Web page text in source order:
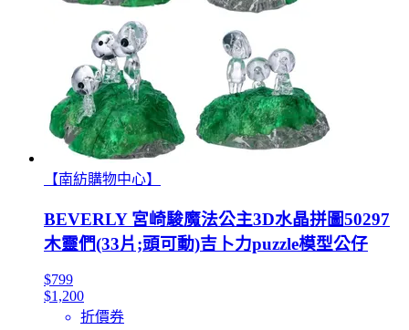
【南紡購物中心】
BEVERLY 宮崎駿魔法公主3D水晶拼圖50297
木靈們(33片;頭可動)吉卜力puzzle模型公仔
$799
$1,200
折價券